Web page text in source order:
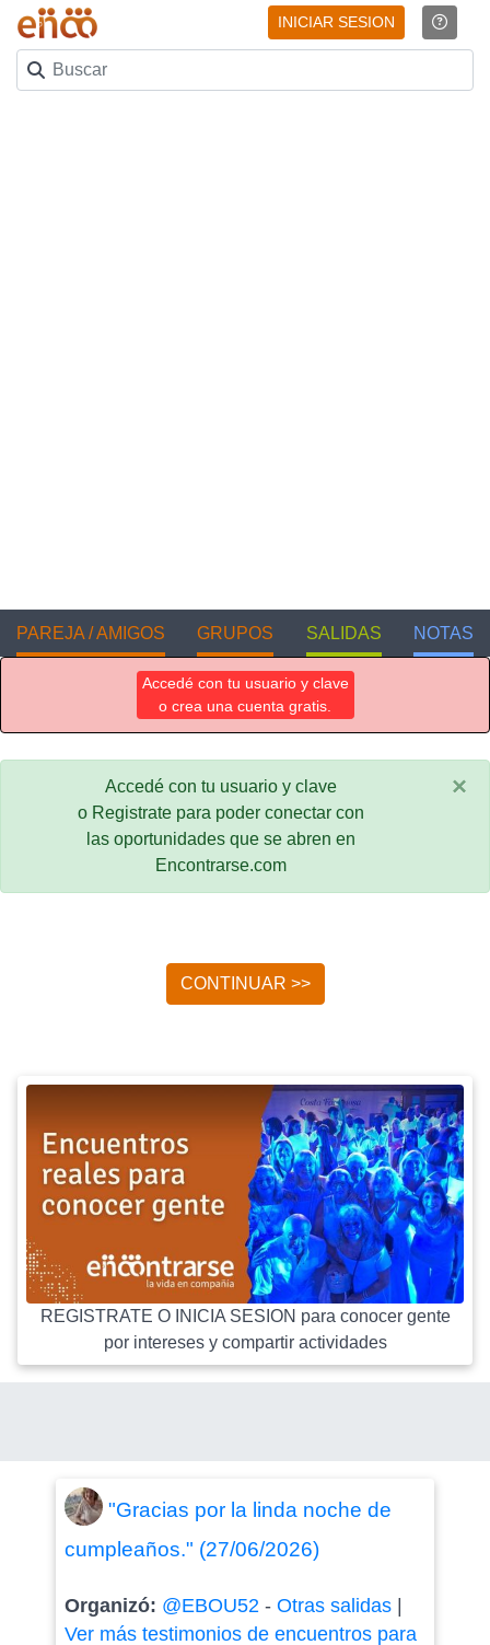
INICIAR SESION
PAREJA / AMIGOS GRUPOS SALIDAS NOTAS
Accedé con tu usuario y clave
o crea una cuenta gratis.
Accedé con tu usuario y clave
o Registrate para poder conectar con
las oportunidades que se abren en
Encontrarse.com
×
CONTINUAR >>
REGISTRATE O INICIA SESION para conocer gente
por intereses y compartir actividades
"Gracias por la linda noche de
cumpleaños." (27/06/2026)
Organizó: @EBOU52- Otras salidas|
Ver más testimonios de encuentros para